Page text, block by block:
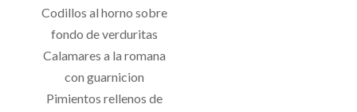
Codillos al horno sobre
fondo de verduritas
Calamares a la romana
con guarnicion
Pimientos rellenos de